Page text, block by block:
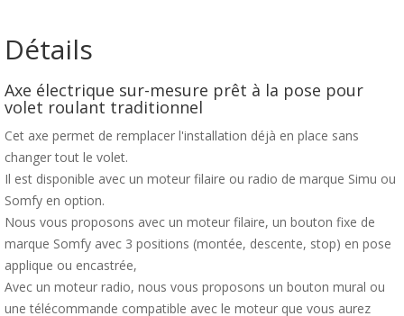
Détails
Axe électrique sur-mesure prêt à la pose pour
volet roulant traditionnel
Cet axe permet de remplacer l'installation déjà en place sans
changer tout le volet.
Il est disponible avec un moteur filaire ou radio de marque Simu ou
Somfy en option.
Nous vous proposons avec un moteur filaire, un bouton fixe de
marque Somfy avec 3 positions (montée, descente, stop) en pose
applique ou encastrée,
Avec un moteur radio, nous vous proposons un bouton mural ou
une télécommande compatible avec le moteur que vous aurez